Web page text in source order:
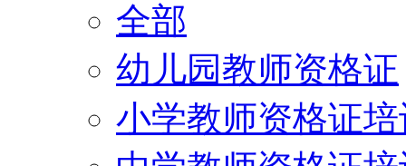
全部
幼儿园教师资格证
小学教师资格证